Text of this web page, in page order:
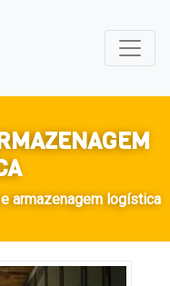
armazenagem logística